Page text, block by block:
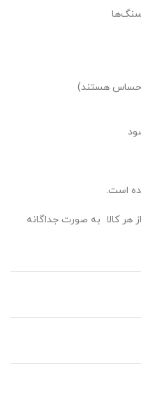
سنگ‌ها
حساس هستند)
است.
کالا به صورت جداگانه